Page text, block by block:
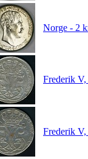
Norge - 2
Frederik
Frederik